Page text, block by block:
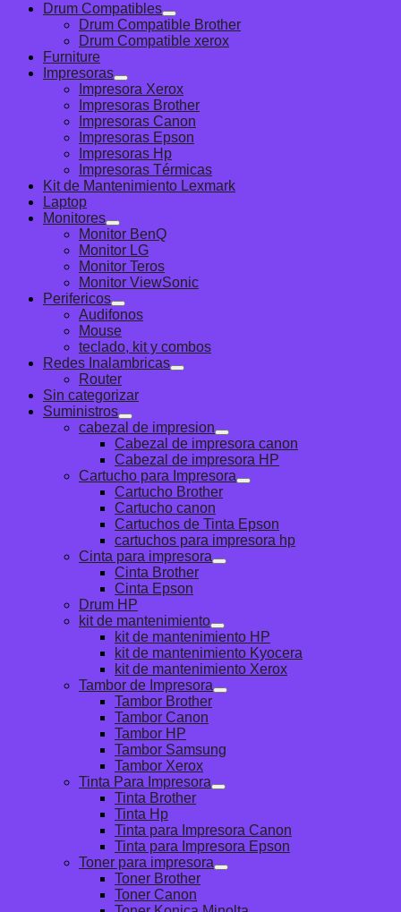
S/758.00.
Drum Compatibles
Drum Compatible Brother
Drum Compatible xerox
Furniture
Impresoras
Impresora Xerox
Impresoras Brother
Impresoras Canon
Impresoras Epson
Impresoras Hp
Impresoras Térmicas
Kit de Mantenimiento Lexmark
Laptop
Monitores
Monitor BenQ
Monitor LG
Monitor Teros
Monitor ViewSonic
Perifericos
Audifonos
Mouse
teclado, kit y combos
Redes Inalambricas
Router
Sin categorizar
Suministros
cabezal de impresion
Cabezal de impresora canon
Cabezal de impresora HP
Cartucho para Impresora
Cartucho Brother
Cartucho canon
Cartuchos de Tinta Epson
cartuchos para impresora hp
Cinta para impresora
Cinta Brother
Cinta Epson
Drum HP
kit de mantenimiento
kit de mantenimiento HP
kit de mantenimiento Kyocera
kit de mantenimiento Xerox
Tambor de Impresora
Tambor Brother
Tambor Canon
Tambor HP
Tambor Samsung
Tambor Xerox
Tinta Para Impresora
Tinta Brother
Tinta Hp
Tinta para Impresora Canon
Tinta para Impresora Epson
Toner para impresora
Toner Brother
Toner Canon